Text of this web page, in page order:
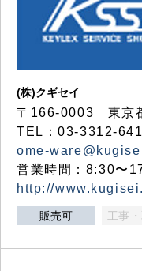
(株)クギセイ
〒166-0003 東京
TEL：03-3312-
ome-
営業時間：8:30〜
http://
販売可 工事